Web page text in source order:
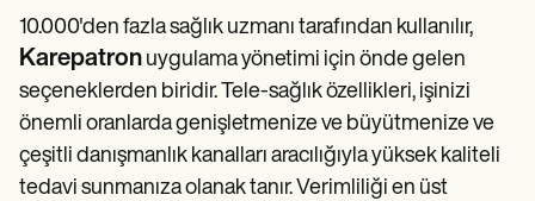
10.000'den fazla sağlık uzmanı tarafından kullanılır,
Karepatron uygulama yönetimi için önde gelen
seçeneklerden biridir. Tele-sağlık özellikleri, işinizi
önemli oranlarda genişletmenize ve büyütmenize ve
çeşitli danışmanlık kanalları aracılığıyla yüksek kaliteli
tedavi sunmanıza olanak tanır. Verimliliği en üst